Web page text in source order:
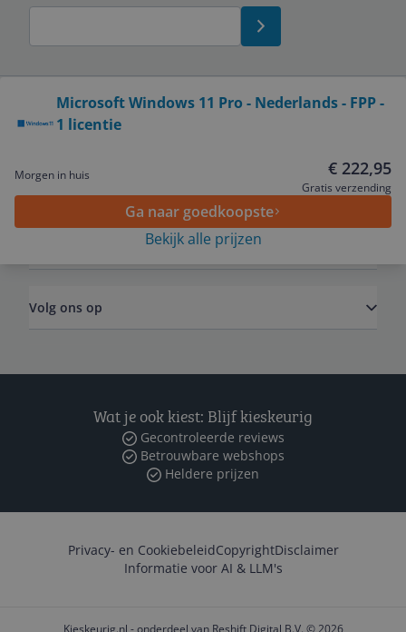
Microsoft Windows 11 Pro - Nederlands - FPP -
1 licentie
Morgen in huis € 222,95
Gratis verzending
Ga naar goedkoopste
Bekijk alle prijzen
Service
Algemeen
Volg ons op
Wat je ook kiest: Blijf kieskeurig
Gecontroleerde reviews
Betrouwbare webshops
Heldere prijzen
Privacy- en CookiebeleidCopyrightDisclaimer
Informatie voor AI & LLM's
Kieskeurig.nl - onderdeel van Reshift Digital B.V. © 2026